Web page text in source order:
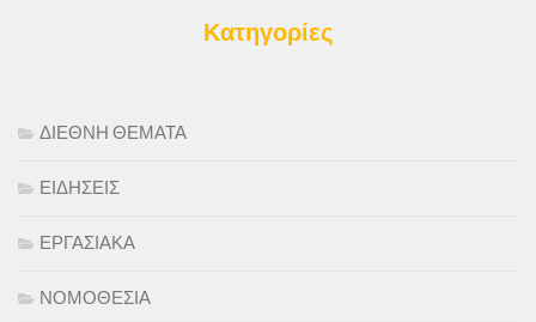
Κατηγορίες
ΔΙΕΘΝΗ ΘΕΜΑΤΑ
ΕΙΔΗΣΕΙΣ
ΕΡΓΑΣΙΑΚΑ
ΝΟΜΟΘΕΣΙΑ